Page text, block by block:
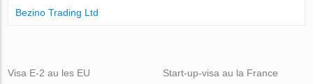
Bezino Trading Ltd
Visa E-2 au les EU
Start-up-visa au la France